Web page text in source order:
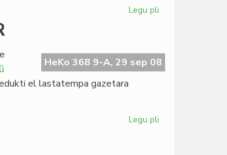
Legu pli
la
Sekretarion
HeKo 368 9-A, 29 sep 08
el lastatempa gazetara
Legu pli